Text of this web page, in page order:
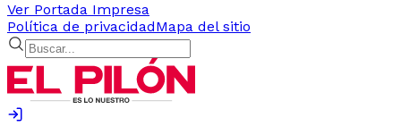
Ver Portada Impresa
Política de privacidadMapa del sitio